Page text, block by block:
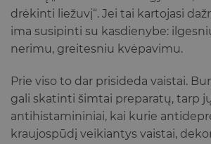
drėkinti liežuvį“. Jei tai kartojasi
ima susipinti su kasdienybe:
nerimu, greitesniu kvėpavimu.
Prie viso to dar prisideda vaistai.
gali skatinti šimtai preparatų, tarp jų
antihistamininiai, kai kurie
kraujospūdį veikiantys vaistai,